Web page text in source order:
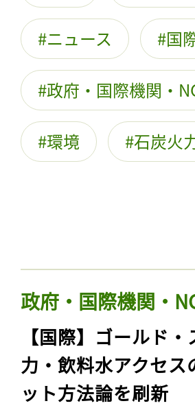
ニュース 国
政府・国際機関・
環境 石炭火
政府・国際機関・
【国際】ゴールド
力・飲料水アクセ
ット方法論を刷新